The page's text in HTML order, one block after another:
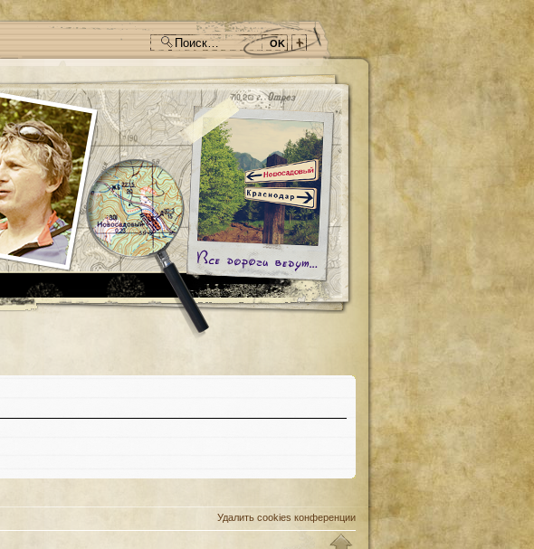
Удалить cookies конференции